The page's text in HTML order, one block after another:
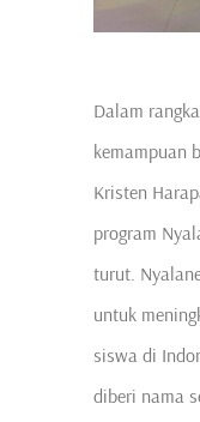
Dalam
kemampuan
Kristen
program
turut.
untuk
siswa di
diberi nama